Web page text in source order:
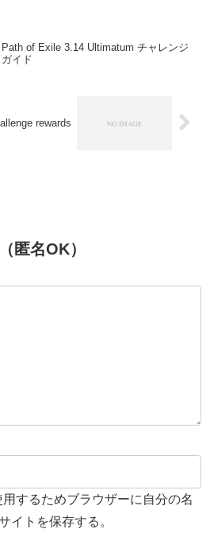
Path of Exile 3.14 Ultimatum チャレンジ
ガイド
rewards
匿名OK）
するためブラウザーに自分の名
イトを保存する。